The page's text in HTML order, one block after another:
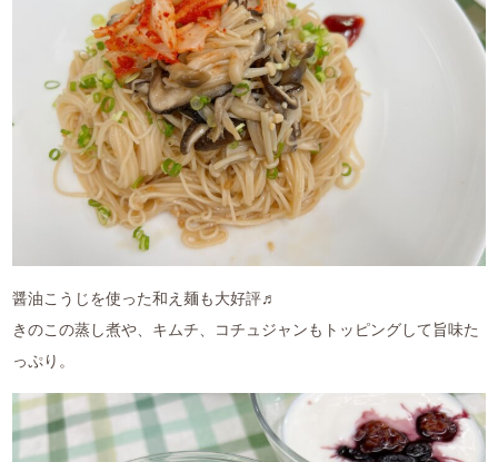
醤油こうじを使った和え麺も大好評♬
きのこの蒸し煮や、キムチ、コチュジャンもトッピングして旨味た
っぷり。